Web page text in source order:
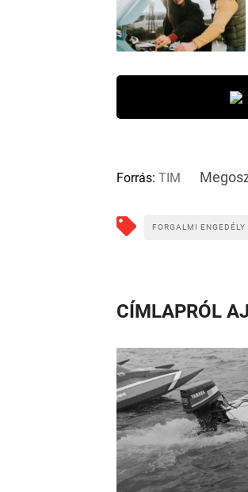
Forrás: TIM
FORGALMI ENGEDÉLY
CÍMLAPRÓL